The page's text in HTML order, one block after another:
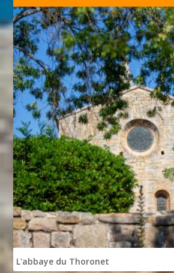
L'abbaye du Thoronet